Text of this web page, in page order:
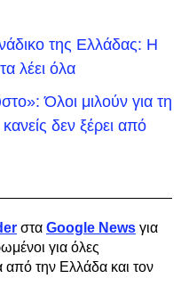
της Ελλάδας: Η
λέει όλα
Όλοι μιλούν για τη
δεν ξέρει από
στα Google News για
για όλες
από την Ελλάδα και τον